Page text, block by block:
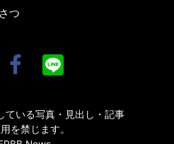
つ
ている写真・見出し・記事
を禁じます。